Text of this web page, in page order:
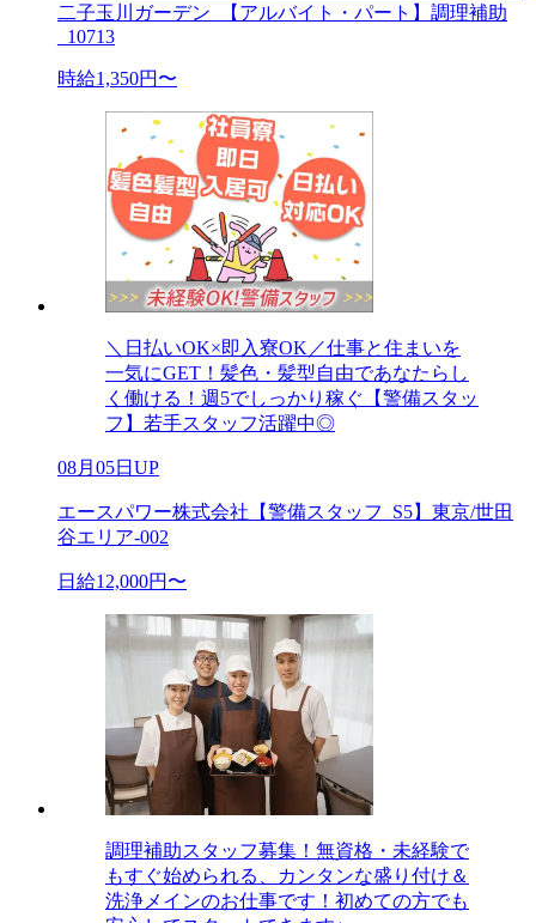
二子玉川ガーデン_【アルバイト・パート】調理補助
_10713
時給1,350円〜
＼日払いOK×即入寮OK／仕事と住まいを
一気にGET！髪色・髪型自由であなたらし
く働ける！週5でしっかり稼ぐ【警備スタッ
フ】若手スタッフ活躍中◎
08月05日UP
エースパワー株式会社【警備スタッフ_S5】東京/世田
谷エリア-002
日給12,000円〜
調理補助スタッフ募集！無資格・未経験で
もすぐ始められる、カンタンな盛り付け＆
洗浄メインのお仕事です！初めての方でも